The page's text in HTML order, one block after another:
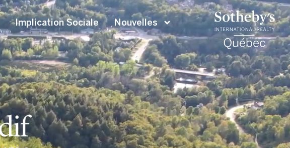
Implication Sociale Nouvelles